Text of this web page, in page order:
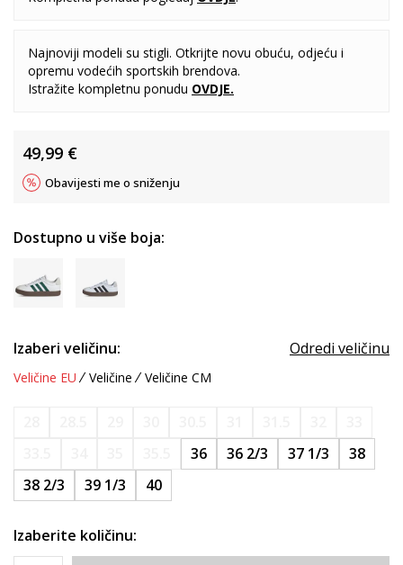
Najnoviji modeli su stigli. Otkrijte novu obuću, odjeću i
opremu vodećih sportskih brendova.
Istražite kompletnu ponudu OVDJE.
49,99 €
Obavijesti me o sniženju
Dostupno u više boja:
Izaberi veličinu: Odredi veličinu
Veličine EU Veličine Veličine CM
36 36 2/3 37 1/3
38
38 2/3
39 1/3 40
Izaberite količinu: